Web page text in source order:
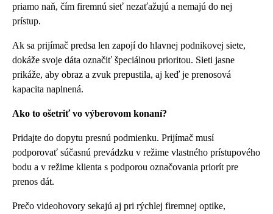
priamo naň, čím firemnú sieť nezaťažujú a nemajú do nej
prístup.
Ak sa prijímač predsa len zapojí do hlavnej podnikovej siete,
dokáže svoje dáta označiť špeciálnou prioritou. Sieti jasne
prikáže, aby obraz a zvuk prepustila, aj keď je prenosová
kapacita naplnená.
Ako to ošetriť vo výberovom konaní?
Pridajte do dopytu presnú podmienku. Prijímač musí
podporovať súčasnú prevádzku v režime vlastného prístupového
bodu a v režime klienta s podporou označovania priorít pre
prenos dát.
Prečo videohovory sekajú aj pri rýchlej firemnej optike,